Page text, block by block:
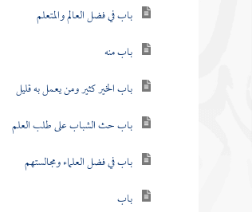
باب في فضل العالم والمتعلم
باب منه
باب الخير كثير ومن يعمل به قليل
باب حث الشباب على طلب العلم
باب في فضل العلماء ومجالستهم
باب